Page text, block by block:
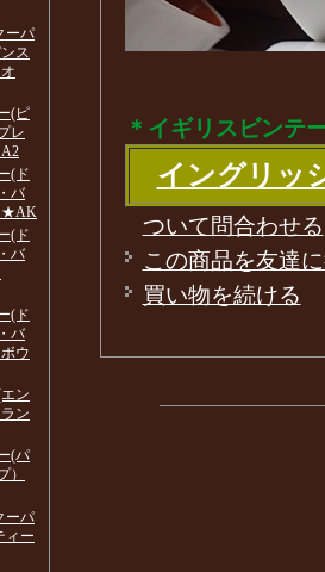
＊イギリスビンテ
イングリッ
ついて問合わせる
この商品を友達
買い物を続ける
ーパ
ス
(ピ
レ
(ド
バ
★AK
(ド
バ
(ド
バ
ウ
ン
ン
(パ
）
ーパ
ィー